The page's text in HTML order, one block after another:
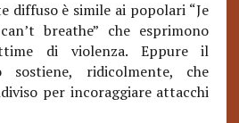
diffuso è simile ai popolari “Je
breathe” che esprimono
di violenza. Eppure il
sostiene, ridicolmente, che
per incoraggiare attacchi